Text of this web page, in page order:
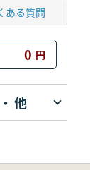
ある質問
0 円
他